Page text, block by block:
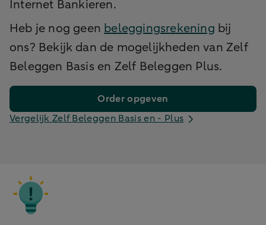
Internet Bankieren.
Heb je nog geen beleggingsrekening bij
ons? Bekijk dan de mogelijkheden van Zelf
Beleggen Basis en Zelf Beleggen Plus.
Order opgeven
Vergelijk Zelf Beleggen Basis en - Plus